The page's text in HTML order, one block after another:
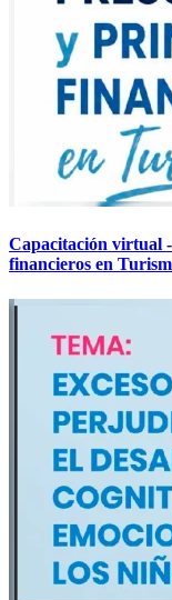
Capacitación virtual
financieros en